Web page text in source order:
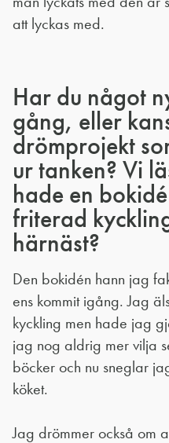
att lyckas med.
Har du något
gång, eller
drömprojekt
ur tanken? Vi
hade en
friterad
härnäst?
Den bokidén hann jag
ens kommit igång. Jag
kyckling men hade jag
jag nog aldrig mer vilja
böcker och nu sneglar
köket.
Jag drömmer också om